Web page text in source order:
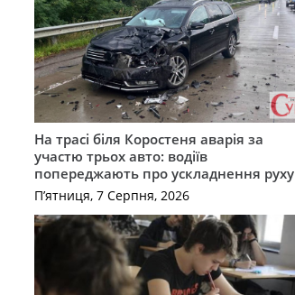
На трасі біля Коростеня аварія за
участю трьох авто: водіїв
попереджають про ускладнення руху
П’ятниця, 7 Серпня, 2026